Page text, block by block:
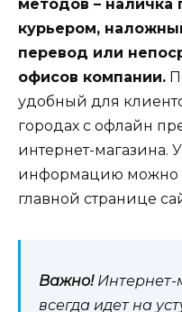
методов – наличка
курьером,
перевод или
офисов компании.
удобный для
городах с офлайн
интернет-магазина.
информацию можно
главной странице
Важно!Интернет-
всегда идет на